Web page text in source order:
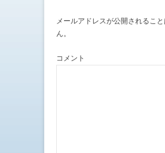
ウ
す
)
い
ィ
メールアドレスが公開されるこ
ん。
コメント